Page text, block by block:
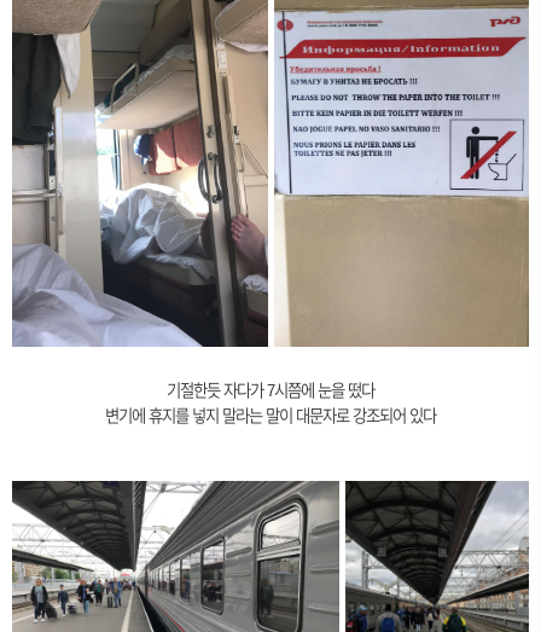
기절한듯 자다가 7시쯤에 눈을 떴다
변기에 휴지를 넣지 말라는 말이 대문자로 강조되어 있다